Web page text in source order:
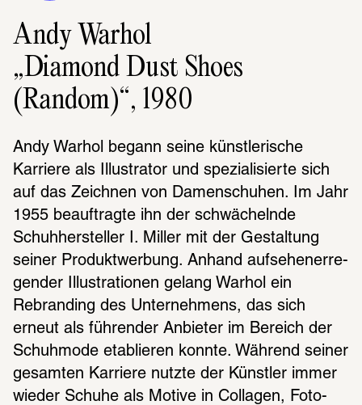
Andy Warhol
„Diamond Dust Shoes
(Random)“, 1980
Andy Warhol begann seine künst­le­ri­sche
Karriere als Illus­tra­tor und spezia­li­sierte sich
auf das Zeich­nen von Damen­schu­hen. Im Jahr
1955 beauf­tragte ihn der schwä­chelnde
Schuh­her­stel­ler I. Miller mit der Gestal­tung
seiner Produkt­wer­bung. Anhand aufse­hen­er­re­
gen­der Illus­tra­tio­nen gelang Warhol ein
Rebran­ding des Unter­neh­mens, das sich
erneut als führen­der Anbie­ter im Bereich der
Schuh­mode etablie­ren konnte. Während seiner
gesam­ten Karriere nutzte der Künst­ler immer
wieder Schuhe als Motive in Colla­gen, Foto­